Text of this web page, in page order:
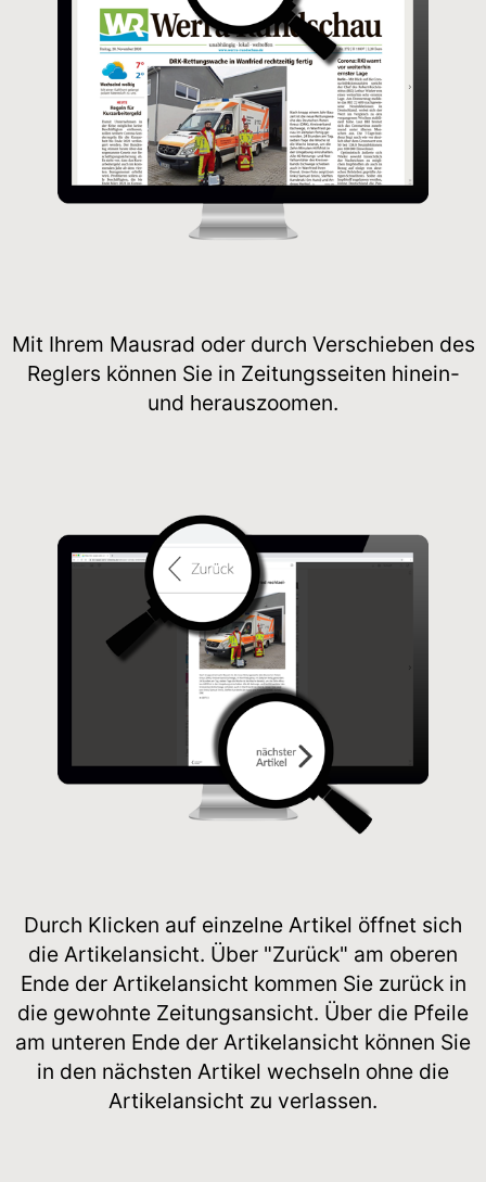
Mit Ihrem Mausrad oder durch Verschieben des
Reglers können Sie in Zeitungsseiten hinein-
und herauszoomen.
Durch Klicken auf einzelne Artikel öffnet sich
die Artikelansicht. Über "Zurück" am oberen
Ende der Artikelansicht kommen Sie zurück in
die gewohnte Zeitungsansicht. Über die Pfeile
am unteren Ende der Artikelansicht können Sie
in den nächsten Artikel wechseln ohne die
Artikelansicht zu verlassen.